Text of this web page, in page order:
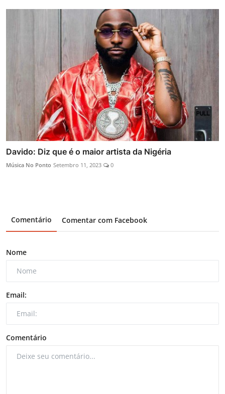
Davido: Diz que é o maior artista da Nigéria
Música No Ponto Setembro 11, 2023 0
Comentário Comentar com Facebook
Nome
Email:
Comentário